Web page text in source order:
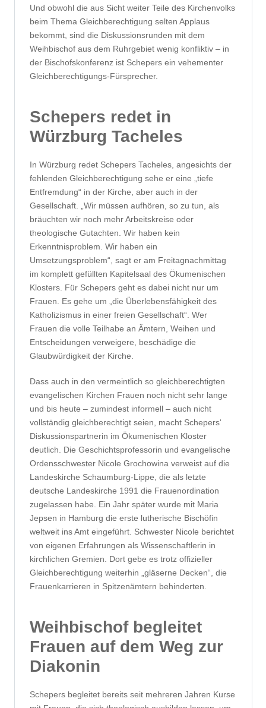
Und obwohl die aus Sicht weiter Teile des Kirchenvolks
beim Thema Gleichberechtigung selten Applaus
bekommt, sind die Diskussionsrunden mit dem
Weihbischof aus dem Ruhrgebiet wenig konfliktiv – in
der Bischofskonferenz ist Schepers ein vehementer
Gleichberechtigungs-Fürsprecher.
Schepers redet in
Würzburg Tacheles
In Würzburg redet Schepers Tacheles, angesichts der
fehlenden Gleichberechtigung sehe er eine „tiefe
‎Entfremdung“ in der Kirche, aber auch in der
Gesellschaft. „Wir müssen aufhören, so zu tun, als
bräuchten wir noch mehr Arbeitskreise ‎oder
theologische Gutachten. Wir haben kein
Erkenntnisproblem. Wir haben ein
‎Umsetzungsproblem“, sagt er am Freitagnachmittag
im komplett gefüllten Kapitelsaal des Ökumenischen
Klosters. Für Schepers geht es dabei nicht nur um
Frauen. Es gehe um „die Überlebensfähigkeit des
Katholizismus in einer freien Gesellschaft“. Wer
Frauen die volle Teilhabe an Ämtern, Weihen und
Entscheidungen ‎verweigere, beschädige die
Glaubwürdigkeit der Kirche.
Dass auch in den vermeintlich so gleichberechtigten
evangelischen Kirchen Frauen noch nicht sehr lange
und bis heute – zumindest informell – auch nicht
vollständig gleichberechtigt seien, macht Schepers‘
Diskussionspartnerin im Ökumenischen Kloster
deutlich. Die Geschichtsprofessorin und evangelische
Ordensschwester Nicole Grochowina verweist auf die
Landeskirche Schaumburg-Lippe, die als letzte
deutsche Landeskirche 1991 die Frauenordination
zugelassen habe. Ein Jahr später wurde mit Maria
Jepsen in Hamburg die erste lutherische Bischöfin
weltweit ins Amt eingeführt. Schwester Nicole berichtet
von eigenen Erfahrungen als Wissenschaftlerin in
kirchlichen Gremien. Dort gebe es trotz offizieller
Gleichberechtigung weiterhin „gläserne Decken“, die
Frauenkarrieren in Spitzenämtern behinderten.
Weihbischof begleitet
Frauen auf dem Weg zur
Diakonin
Schepers begleitet bereits seit mehreren Jahren Kurse